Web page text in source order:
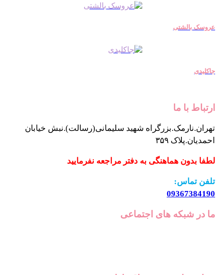
عروسک بالشتی
جاکلیدی
ارتباط با ما
تهران.نارمک.بزرگراه شهید سلیمانی(رسالت).نبش خیابان
احمدیان.پلاک ۳۵۹
لطفا بدون هماهنگی به دفتر مراجعه نفرمایید
تلفن تماس:
09367384190
ما در شبکه های اجتماعی